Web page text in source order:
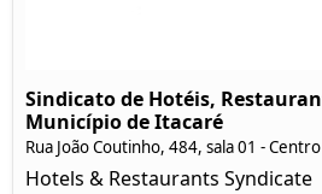
Sindicato de Hotéis,
Município de Itacaré
Rua João Coutinho, 484, sala 01 - Centro
Hotels & Restaurants Syndicate